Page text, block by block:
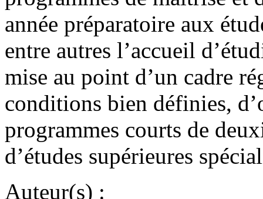
année préparatoire aux
entre autres l’accueil
mise au point d’un cadre
conditions bien définies,
programmes courts de
d’études supérieures
Auteur(s) :